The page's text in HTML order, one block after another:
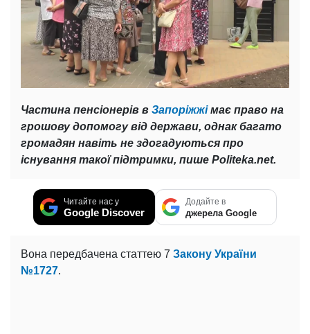
Частина пенсіонерів в Запоріжжімає право на
грошову допомогу від держави, однак багато
громадян навіть не здогадуються про
існування такої підтримки, пише Politeka.net.
Читайте нас у
Google Discover
Додайте в
джерела Google
Вона передбачена статтею 7 Закону України
№1727.